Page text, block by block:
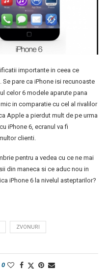
importante in ceea ce
pare ca iPhone isi recunoaste
celor 6 modele aparute pana
in comparatie cu cel al rivalilor
Apple a pierdut mult de pe urma
iPhone 6, ecranul va fi
clienti.
pentru a vedea cu ce ne mai
din maneca si ce aduc nou in
iPhone 6 la nivelul asteptarilor?
ZVONURI
0